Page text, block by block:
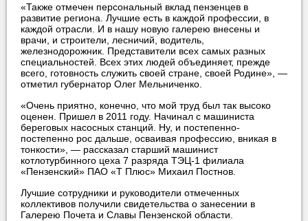
«Также отмечен персональный вклад пензенцев в
развитие региона. Лучшие есть в каждой профессии, в
каждой отрасли. И в нашу новую галерею внесены и
врачи, и строители, лесничий, водитель,
железнодорожник. Представители всех самых разных
специальностей. Всех этих людей объединяет, прежде
всего, готовность служить своей стране, своей Родине», —
отметил губернатор Олег Мельниченко.
«Очень приятно, конечно, что мой труд был так высоко
оценен. Пришел в 2011 году. Начинал с машиниста
береговых насосных станций. Ну, и постепенно-
постепенно рос дальше, осваивая профессию, вникая в
тонкости», — рассказал старший машинист
котлотурбинного цеха 7 разряда ТЭЦ-1 филиала
«Пензенский» ПАО «Т Плюс» Михаил Постнов.
Лучшие сотрудники и руководители отмеченных
коллективов получили свидетельства о занесении в
Галерею Почета и Славы Пензенской области.